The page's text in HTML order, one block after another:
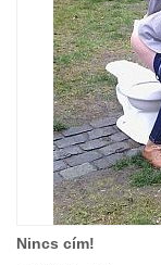
Nincs cím!